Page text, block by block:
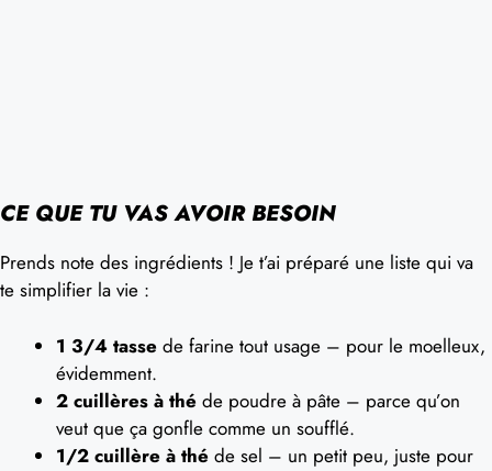
CE QUE TU VAS AVOIR BESOIN
Prends note des ingrédients ! Je t’ai préparé une liste qui va
te simplifier la vie :
1 3/4 tasse de farine tout usage – pour le moelleux,
évidemment.
2 cuillères à thé de poudre à pâte – parce qu’on
veut que ça gonfle comme un soufflé.
1/2 cuillère à thé de sel – un petit peu, juste pour